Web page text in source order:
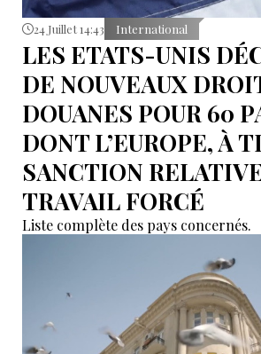
24 Juillet 14:43 International
LES ETATS-UNIS
DE NOUVEAUX
DOUANES POUR 60
DONT L’EUROPE, À
SANCTION
TRAVAIL FORCÉ
Liste complète des pays concernés.